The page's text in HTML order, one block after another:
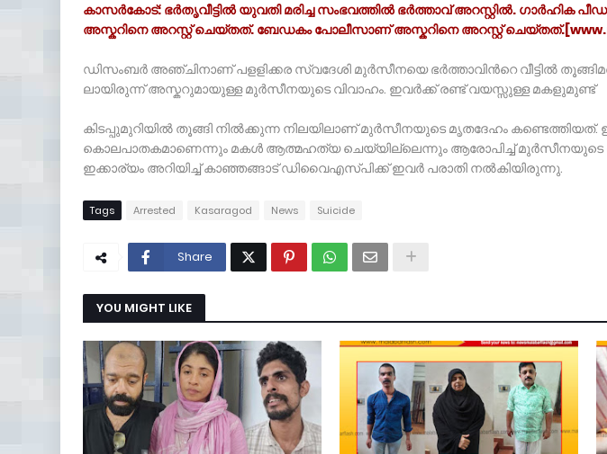
കാസർകോട്: ഭർതൃവീട്ടിൽ യുവതി മരിച്ച സംഭവത്തിൽ ഭർത്താവ് അറസ്റ്റിൽ. ഗാർഹിക
അസ്കറിനെ അറസ്റ്റ് ചെയ്തത്. ബേഡകം പോലീസാണ് അസ്കറിനെ അറസ്റ്റ്
ഡിസംബർ അഞ്ചിനാണ് പളളിക്കര സ്വദേശി മുർസീനയെ ഭർത്താവിൻറെ വീട്ടിൽ
ലായിരുന്ന് അസ്കറുമായുള്ള മുർസീനയുടെ വിവാഹം. ഇവർക്ക് രണ്ട് വയസ്സുള്ള മകളുമുണ്ട്
കിടപ്പുമുറിയിൽ തൂങ്ങി നില്‍ക്കുന്ന നിലയിലാണ് മുര്‍സീനയുടെ മൃതദേഹം കണ്ടെത്തിയത്.
കൊലപാതകമാണെന്നും മകൾ ആത്മഹത്യ ചെയ്യില്ലെന്നും ആരോപിച്ച് മു‍ർസീനയുടെ
ഇക്കാര്യം അറിയിച്ച് കാഞ്ഞങ്ങാട് ഡിവൈഎസ്പിക്ക് ഇവർ‌ പരാതി നൽകിയിരുന്നു.
Tags Arrested Kasaragod News Suicide
Share
YOU MIGHT LIKE